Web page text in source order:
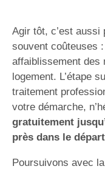
Agir tôt, c’est aussi
souvent coûteuses
affaiblissement des
logement. L’étape
traitement
votre démarche,
gratuitement
près dans le
Poursuivons avec